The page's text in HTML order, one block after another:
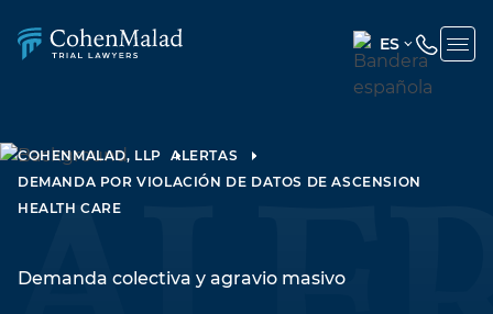
ES
ENGLISH
SPANISH
COHENMALAD, LLP ALERTAS
DEMANDA POR VIOLACIÓN DE DATOS DE ASCENSION
HEALTH CARE
Demanda colectiva y agravio masivo